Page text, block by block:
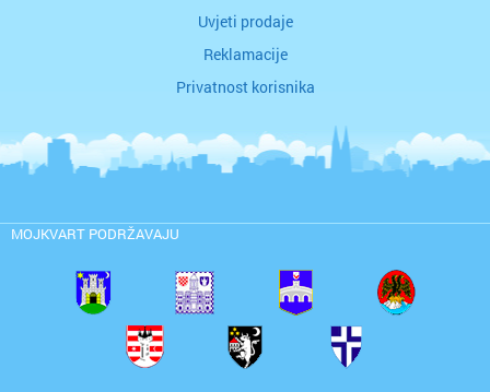
Uvjeti prodaje
Reklamacije
Privatnost korisnika
MOJKVART PODRŽAVAJU